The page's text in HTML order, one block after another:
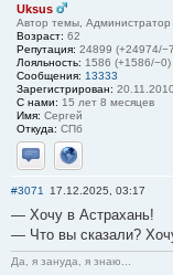
Uksus
Автор темы, Администратор
Возраст: 62
Репутация: 24899 (+24974/
Лояльность: 1586 (+1586/−0)
Сообщения: 13333
Зарегистрирован: 20.11.2010
С нами: 15 лет 8 месяцев
Имя: Сергей
Откуда: СПб
Отправить личное
Сайт
#3071 17.12.2025, 03:17
— Хочу в Астрахань!
— Что вы сказали?
Да, я зануда, я знаю...